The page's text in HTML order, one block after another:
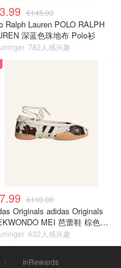
€145.00
Ralph Lauren POLO RALPH
深蓝色珠地布 Polo衫
782人感兴趣
€110.00
Originals adidas Originals
MEI 芭蕾鞋 棕色米
632人感兴趣
InRewards